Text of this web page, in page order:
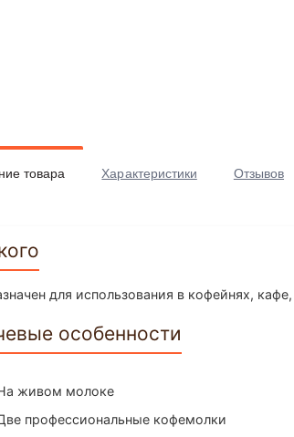
товара Характеристики Отзывов
для использования в кофейнях,
особенности
живом молоке
профессиональные кофемолки